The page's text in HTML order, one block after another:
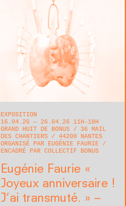
EXPOSITION
16.04.26 — 26.04.26 11H-18H
GRAND HUIT DE BONUS
36 MAIL
DES CHANTIERS
44200 NANTES
ORGANISÉ PAR EUGÉNIE FAURIE
ENCADRÉ PAR COLLECTIF BONUS
Eugénie Faurie « ​
Joyeux anniversaire !
J’ai transmuté. » –